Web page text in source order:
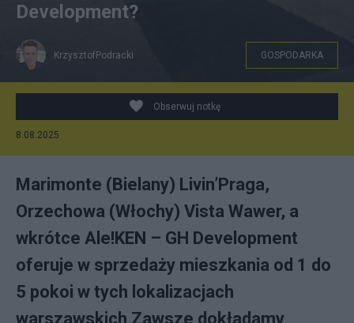
Development?
KrzysztofPodracki GOSPODARKA
Obserwuj notkę
8.08.2025
Marimonte (Bielany) Livin’Praga,
Orzechowa (Włochy) Vista Wawer, a
wkrótce Ale!KEN – GH Development
oferuje w sprzedaży mieszkania od 1 do
5 pokoi w tych lokalizacjach
warszawskich Zawsze dokładamy